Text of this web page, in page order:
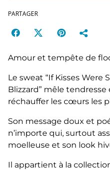
PARTAGER
Amour et tempête de
Le sweat “If Kisses Were
Blizzard” mêle
réchauffer les cœurs les
Son message doux et
n’importe qui, surtout
moelleuse et son look
Il appartient à la